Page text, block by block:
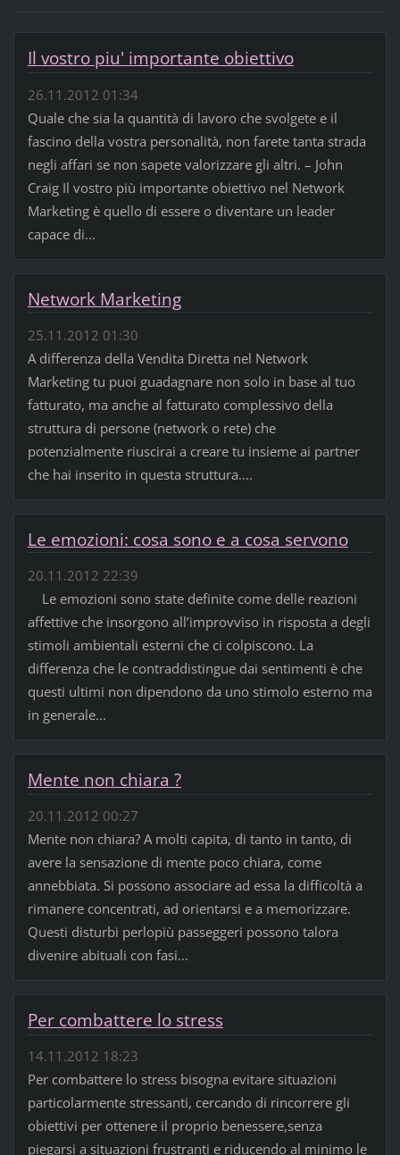
Il vostro piu' importante obiettivo
26.11.2012 01:34
Quale che sia la quantità di lavoro che svolgete e il
fascino della vostra personalità, non farete tanta strada
negli affari se non sapete valorizzare gli altri. – John
Craig Il vostro più importante obiettivo nel Network
Marketing è quello di essere o diventare un leader
capace di...
Network Marketing
25.11.2012 01:30
A differenza della Vendita Diretta nel Network
Marketing tu puoi guadagnare non solo in base al tuo
fatturato, ma anche al fatturato complessivo della
struttura di persone (network o rete) che
potenzialmente riuscirai a creare tu insieme ai partner
che hai inserito in questa struttura....
Le emozioni: cosa sono e a cosa servono
20.11.2012 22:39
Le emozioni sono state definite come delle reazioni
affettive che insorgono all’improvviso in risposta a degli
stimoli ambientali esterni che ci colpiscono. La
differenza che le contraddistingue dai sentimenti è che
questi ultimi non dipendono da uno stimolo esterno ma
in generale...
Mente non chiara ?
20.11.2012 00:27
Mente non chiara? A molti capita, di tanto in tanto, di
avere la sensazione di mente poco chiara, come
annebbiata. Si possono associare ad essa la difficoltà a
rimanere concentrati, ad orientarsi e a memorizzare.
Questi disturbi perlopiù passeggeri possono talora
divenire abituali con fasi...
Per combattere lo stress
14.11.2012 18:23
Per combattere lo stress bisogna evitare situazioni
particolarmente stressanti, cercando di rincorrere gli
obiettivi per ottenere il proprio benessere,senza
piegarsi a situazioni frustranti e riducendo al minimo le